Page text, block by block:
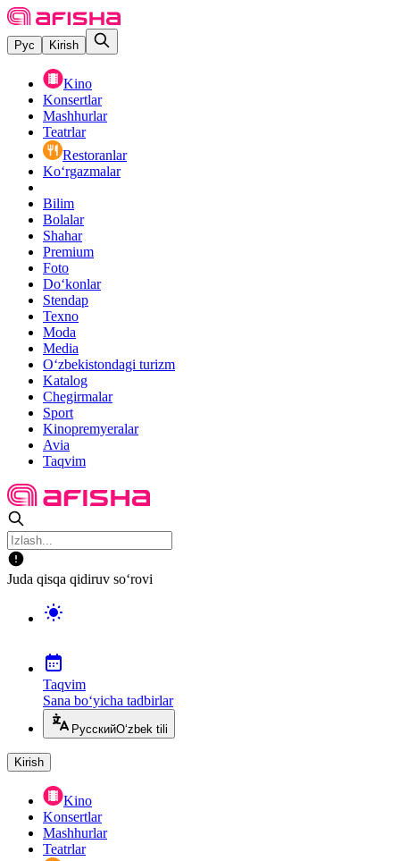
Рус Kirish
Kino
Konsertlar
Mashhurlar
Teatrlar
Restoranlar
Ko‘rgazmalar
Bilim
Bolalar
Shahar
Premium
Foto
Do‘konlar
Stendap
Texno
Moda
Media
O‘zbekistondagi turizm
Katalog
Chegirmalar
Sport
Kinopremyeralar
Avia
Taqvim
Juda qisqa qidiruv so‘rovi
Taqvim
Sana bo‘yicha tadbirlar
РусскийO‘zbek tili
Kirish
Kino
Konsertlar
Mashhurlar
Teatrlar